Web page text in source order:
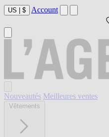
US $ Account
Nouveautés Meilleures ventes
Vêtements